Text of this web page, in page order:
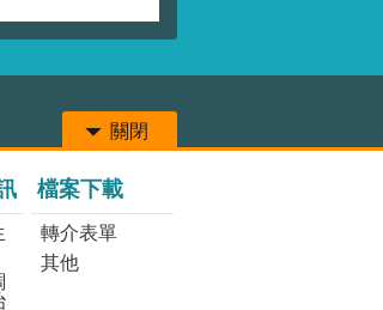
關閉
檔案下載
轉介表單
其他